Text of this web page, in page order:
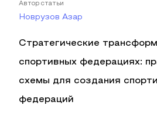
Автор статьи
Новрузов Азар
Стратегические
спортивных федерациях:
схемы для создания
федераций